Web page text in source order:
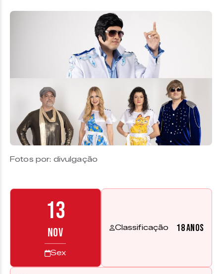
Fotos por: divulgação
13
NOV
Sex
Classificação 18 anos